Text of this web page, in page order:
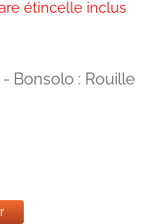
étincelle inclus
Bonsolo : Rouille